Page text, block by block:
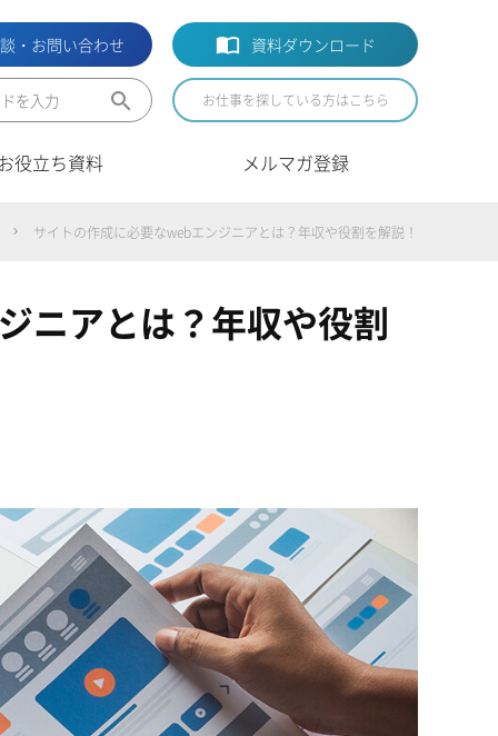
・お問い合わせ 資料ダウンロード
search お仕事を探している方はこちら
役立ち資料 メルマガ登録
サイトの作成に必要なwebエンジニアとは？年収や役割を解説！
ニアとは？年収や役割